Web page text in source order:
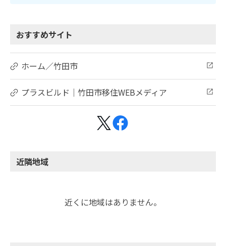
おすすめサイト
ホーム／竹田市
プラスビルド｜竹田市移住WEBメディア
近隣地域
近くに地域はありません。